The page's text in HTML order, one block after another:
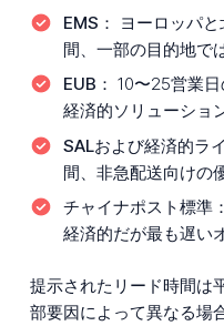
EMS：
ヨーロッパ
間、一部の目的地で
EUB： 10〜25営業
経済的ソリューショ
SALおよび経済的ラ
間、非急配送向けの
チャイナポスト標準：
経済的だが最も遅い
提示されたリード時間は
部要因によって異なる場